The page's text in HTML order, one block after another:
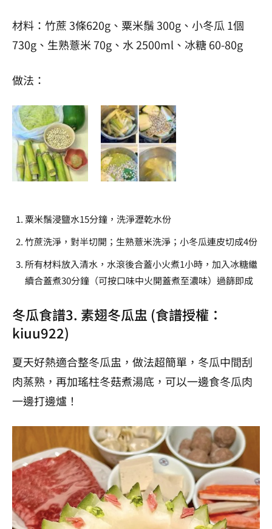
材料：竹蔗 3條620g、粟米鬚 300g、小冬瓜 1個
730g、生熟薏米 70g、水 2500ml、冰糖 60-80g
做法：
粟米鬚浸鹽水15分鐘，洗淨瀝乾水份
竹蔗洗淨，對半切開；生熟薏米洗淨；小冬瓜連皮切成4份
所有材料放入清水，水滾後合蓋小火煮1小時，加入冰糖繼
續合蓋煮30分鐘（可按口味中火開蓋煮至濃味）過篩即成
冬瓜食譜3. 素翅冬瓜盅 (食譜授權：
kiuu922)
夏天好熱適合整冬瓜盅，做法超簡單，冬瓜中間刮
肉蒸熟，再加瑤柱冬菇煮湯底，可以一邊食冬瓜肉
一邊打邊爐！